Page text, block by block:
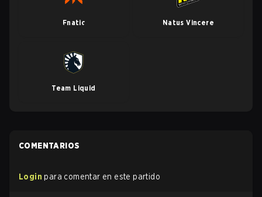
Fnatic Natus Vincere
Team Liquid
COMENTARIOS
Login para comentar en este partido